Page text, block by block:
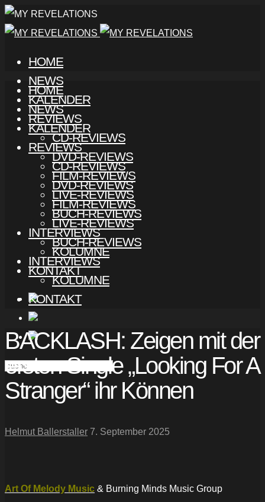
HOME
NEWS
KALENDER
REVIEWS
CD-REVIEWS
DVD-REVIEWS
FILM-REVIEWS
LIVE-REVIEWS
BUCH-REVIEWS
INTERVIEWS
KOLUMNE
KONTAKT
HOME
NEWS
KALENDER
REVIEWS
CD-REVIEWS
DVD-REVIEWS
FILM-REVIEWS
LIVE-REVIEWS
BUCH-REVIEWS
INTERVIEWS
KOLUMNE
KONTAKT
BACKLASH: Zeigen mit der
ersten Single „Looking For A
Stranger“ ihr Können
Helmut Ballerstaller 7. September 2025
Art Of Melody Music & Burning Minds Music Group